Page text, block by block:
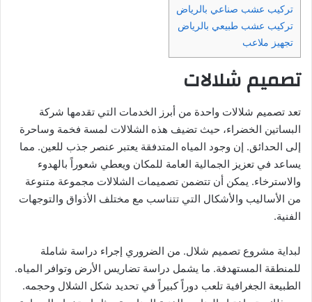
تركيب عشب صناعي بالرياض
تركيب عشب طبيعي بالرياض
تجهيز ملاعب
تصميم شلالات
تعد تصميم شلالات واحدة من أبرز الخدمات التي تقدمها شركة
البساتين الخضراء، حيث تضيف هذه الشلالات لمسة فخمة وساحرة
إلى الحدائق. إن وجود المياه المتدفقة يعتبر عنصر جذب للعين. مما
يساعد في تعزيز الجمالية العامة للمكان ويعطي شعوراً بالهدوء
والاسترخاء. يمكن أن تتضمن تصميمات الشلالات مجموعة متنوعة
من الأساليب والأشكال التي تتناسب مع مختلف الأذواق والتوجهات
الفنية.
لبداية مشروع تصميم شلال. من الضروري إجراء دراسة شاملة
للمنطقة المستهدفة. ما يشمل دراسة تضاريس الأرض وتوافر المياه.
الطبيعة الجغرافية تلعب دوراً كبيراً في تحديد شكل الشلال وحجمه.